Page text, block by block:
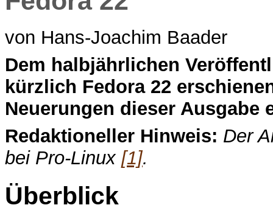
von Hans-Joachim Baader
Dem halbjährlichen
kürzlich Fedora 22
Neuerungen dieser Ausgabe
Redaktioneller Hinweis: Der
bei Pro-Linux [1].
Überblick